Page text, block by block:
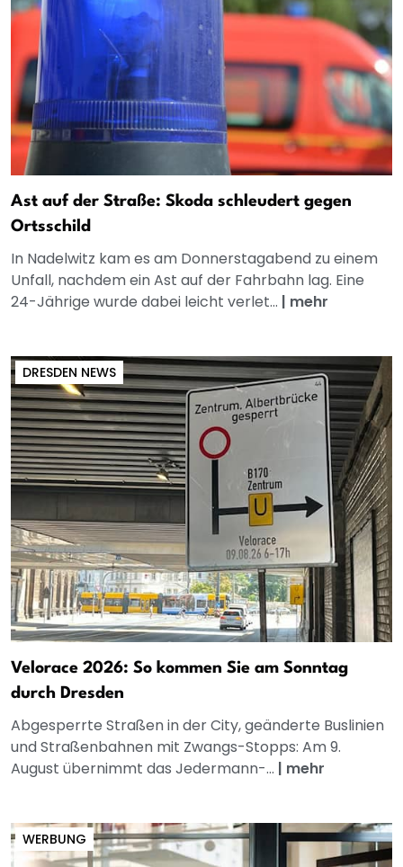
Ast auf der Straße: Skoda schleudert gegen
Ortsschild
In Nadelwitz kam es am Donnerstagabend zu einem
Unfall, nachdem ein Ast auf der Fahrbahn lag. Eine
24-Jährige wurde dabei leicht verlet... | mehr
DRESDEN NEWS
Velorace 2026: So kommen Sie am Sonntag
durch Dresden
Abgesperrte Straßen in der City, geänderte Buslinien
und Straßenbahnen mit Zwangs-Stopps: Am 9.
August übernimmt das Jedermann-... | mehr
WERBUNG